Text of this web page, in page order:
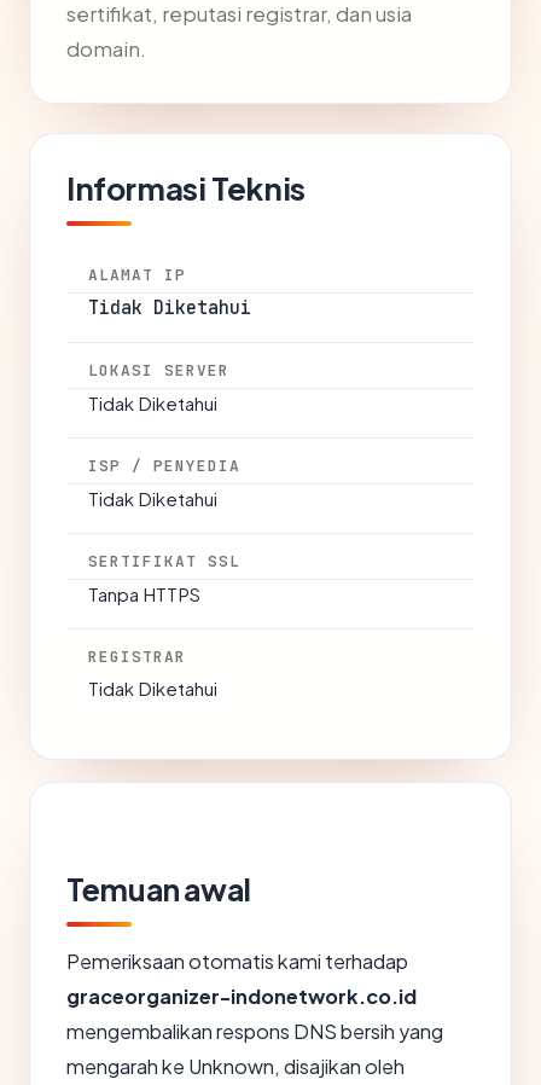
sertifikat, reputasi registrar, dan usia
domain.
Informasi Teknis
ALAMAT IP
Tidak Diketahui
LOKASI SERVER
Tidak Diketahui
ISP / PENYEDIA
Tidak Diketahui
SERTIFIKAT SSL
Tanpa HTTPS
REGISTRAR
Tidak Diketahui
Temuan awal
Pemeriksaan otomatis kami terhadap
graceorganizer-indonetwork.co.id
mengembalikan respons DNS bersih yang
mengarah ke Unknown, disajikan oleh